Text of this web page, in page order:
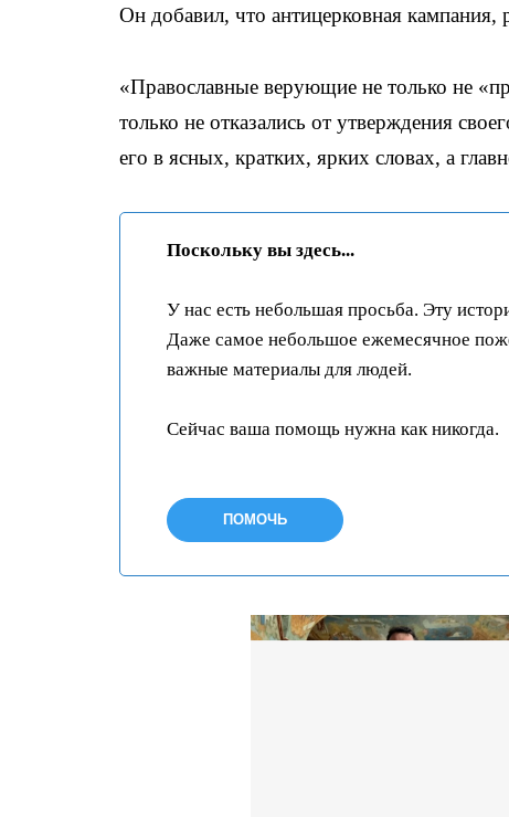
Он добавил, что антицерковная кампания,
«Православные верующие не только не
только не отказались от утверждения
его в ясных, кратких, ярких словах, а
Поскольку вы здесь...
У нас есть небольшая просьба. Эту
Даже самое небольшое ежемесячное
важные материалы для людей.
Сейчас ваша помощь нужна как никогда.
ПОМОЧЬ